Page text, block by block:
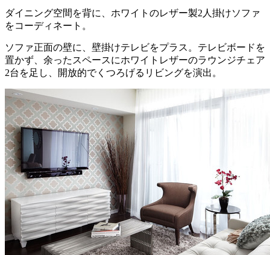
ダイニング空間を背に、ホワイトのレザー製2人掛けソファ
をコーディネート。
ソファ正面の壁に、壁掛けテレビをプラス。テレビボードを
置かず、余ったスペースにホワイトレザーのラウンジチェア
2台を足し、開放的でくつろげるリビングを演出。